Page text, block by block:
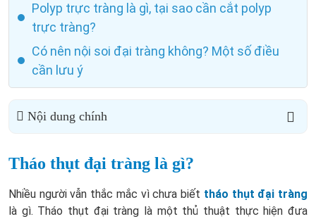
Polyp trực tràng là gì, tại sao cần cắt polyp
trực tràng?
Có nên nội soi đại tràng không? Một số điều
cần lưu ý
Nội dung chính
Tháo thụt đại tràng là gì?
Nhiều người vẫn thắc mắc vì chưa biết tháo thụt đại tràng
là gì. Tháo thụt đại tràng là một thủ thuật thực hiện đưa